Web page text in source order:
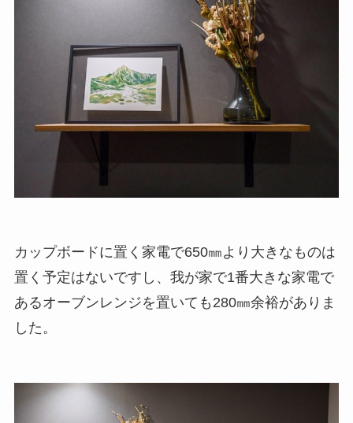
カップボードに置く家電で650㎜より大きなものは
置く予定はないですし、我が家で1番大きな家電で
あるオーブンレンジを置いても280㎜余裕がありま
した。